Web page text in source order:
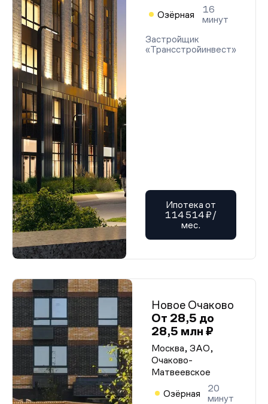
Озёрная
16
минут
Застройщик
«Трансстройинвест»
Ипотека от
114 514 ₽/
мес.
Новое Очаково
От 28,5 до
28,5 млн ₽
Москва, ЗАО,
Очаково-
Матвеевское
Озёрная
20
минут